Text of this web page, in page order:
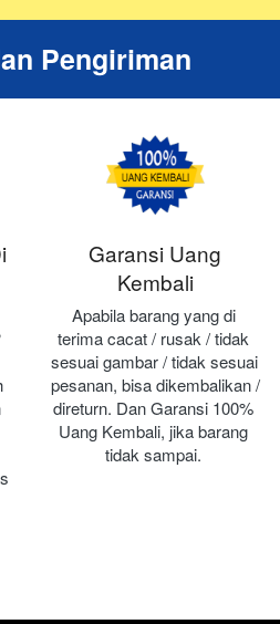
Pengiriman
Garansi Uang
Kembali
Apabila barang yang di
terima cacat / rusak / tidak
sesuai gambar / tidak sesuai
pesanan, bisa dikembalikan /
direturn. Dan Garansi 100%
Uang Kembali, jika barang
tidak sampai.